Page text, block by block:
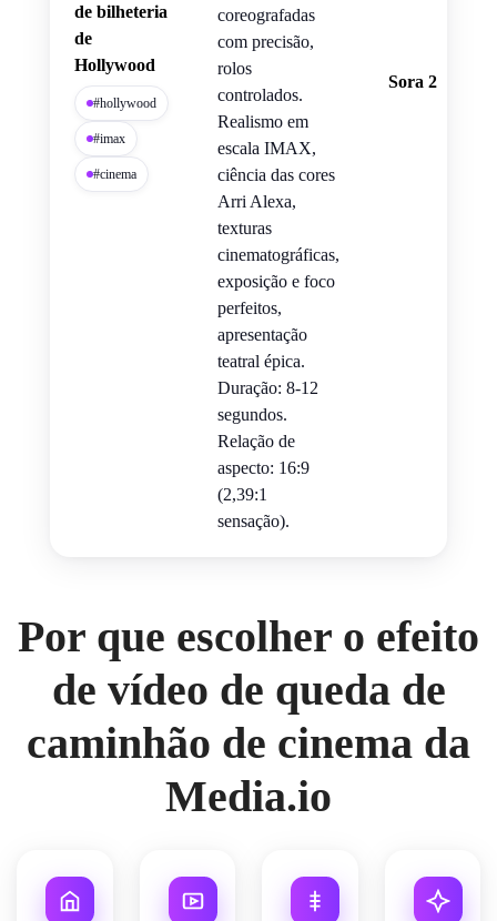
de bilheteria
de
Hollywood
#hollywood
#imax
#cinema
coreografadas
com precisão,
rolos
controlados.
Realismo em
escala IMAX,
ciência das cores
Arri Alexa,
texturas
cinematográficas,
exposição e foco
perfeitos,
apresentação
teatral épica.
Duração: 8-12
segundos.
Relação de
aspecto: 16:9
(2,39:1
sensação).
Sora 2
Por que escolher o efeito
de vídeo de queda de
caminhão de cinema da
Media.io